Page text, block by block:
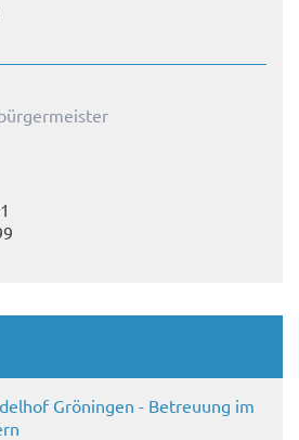
Gröningen - Betreuung im